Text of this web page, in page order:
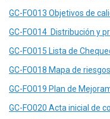
GC-FO013 Objetivos de
GC-FO014 Distribución y
GC-FO015 Lista de
GC-FO018 Mapa de riesgos
GC-FO019 Plan de
GC-FO020 Acta inicial de